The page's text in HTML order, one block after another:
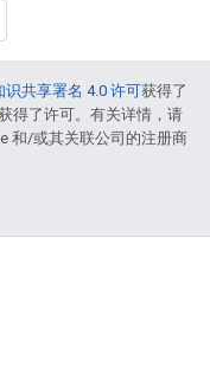
识共享署名 4.0 许可获得了
得了许可。有关详情，请
和/或其关联公司的注册商